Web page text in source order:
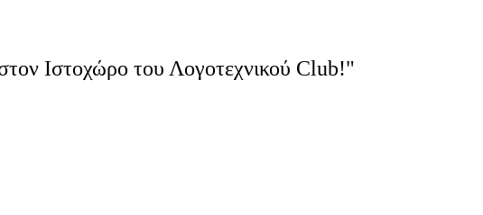
Ιστοχώρο του Λογοτεχνικού Club!"